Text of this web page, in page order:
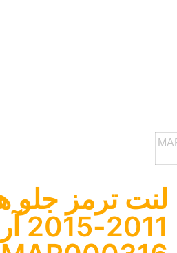
لنت ترمز جلو